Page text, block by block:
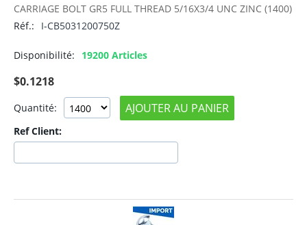
CARRIAGE BOLT GR5 FULL THREAD 5/16X3/4 UNC ZINC (1400)
Réf.:
I-CB5031200750Z
Disponibilité: 19200 Articles
$0.1218
Quantité: AJOUTER AU PANIER
Ref Client: